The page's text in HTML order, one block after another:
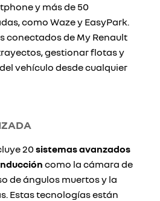
y más de 50
como Waze y EasyPark.
conectados de My Renault
gestionar flotas y
vehículo desde cualquier
20sistemas avanzados
como la cámara de
de ángulos muertos y la
Estas tecnologías están